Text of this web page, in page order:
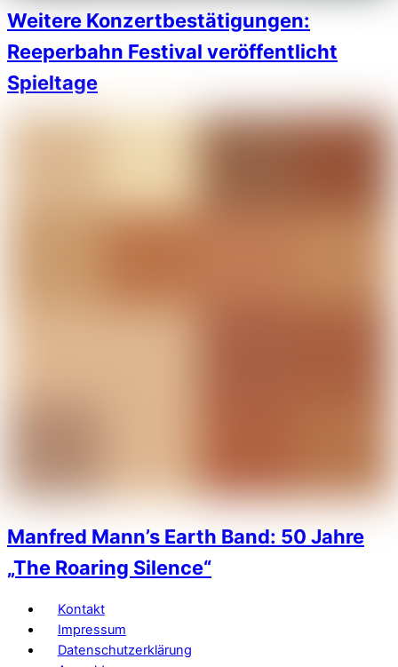
Weitere Konzertbestätigungen:
Reeperbahn Festival veröffentlicht
Spieltage
Manfred Mann’s Earth Band: 50 Jahre
„The Roaring Silence“
Kontakt
Impressum
Datenschutzerklärung